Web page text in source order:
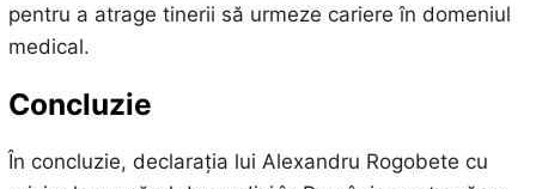
pentru a atrage tinerii să urmeze cariere în domeniul
medical.
Concluzie
În concluzie, declarația lui Alexandru Rogobete cu